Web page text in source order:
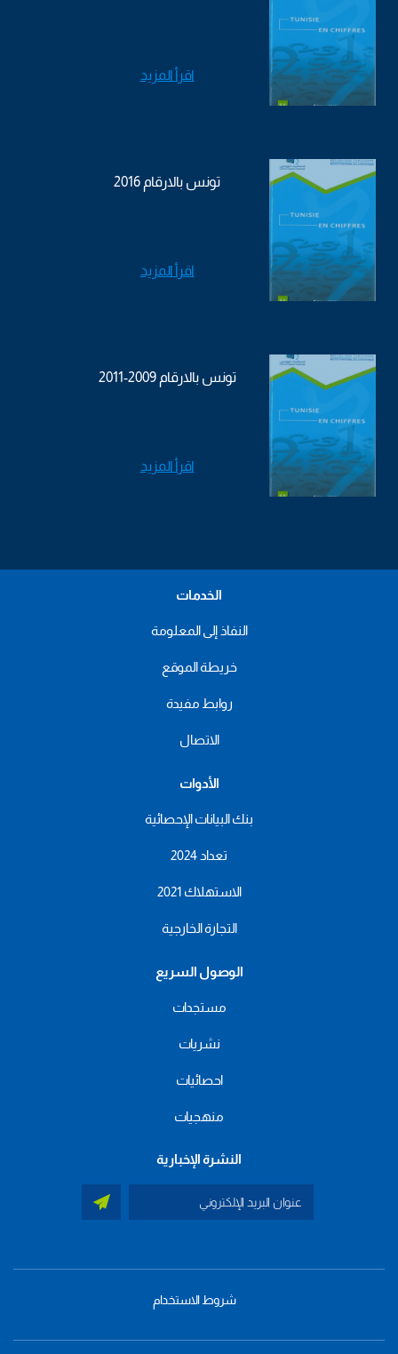
اقرأ المزيد
تونس بالارقام 2016
اقرأ المزيد
تونس بالارقام 2009-2011
اقرأ المزيد
الخدمات
النفاذ إلى المعلومة
خريطة الموقع
روابط مفيدة
الاتصال
الأدوات
بنك البيانات الإحصائية
تعداد 2024
الاستهلاك 2021
التجارة الخارجية
الوصول السريع
مستجدات
نشريات
احصائيات
منهجيات
النشرة الإخبارية
شروط الاستخدام